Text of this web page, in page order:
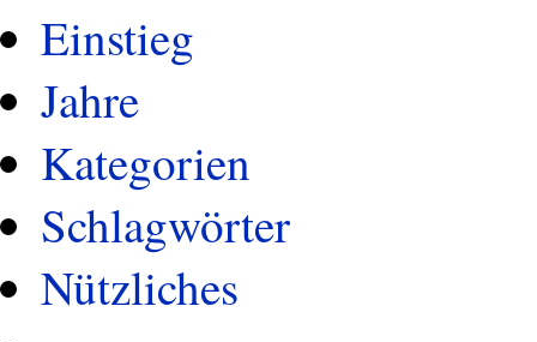
Einstieg
Jahre
Kategorien
Schlagwörter
Nützliches